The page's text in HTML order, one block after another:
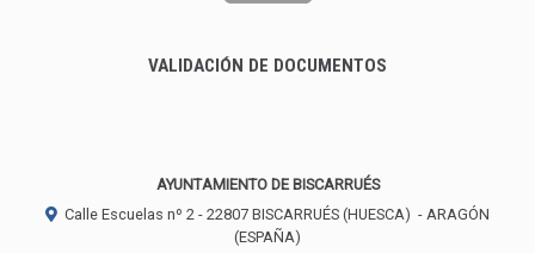
VALIDACIÓN DE DOCUMENTOS
AYUNTAMIENTO DE BISCARRUÉS
Calle Escuelas nº 2 - 22807 BISCARRUÉS (HUESCA) - ARAGÓN
(ESPAÑA)